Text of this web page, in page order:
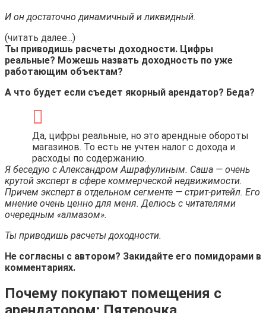
И он достаточно динамичный и ликвидный.
(читать далее...)
Ты приводишь расчеты доходности. Цифры
реальные? Можешь назвать доходность по уже
работающим объектам?
А что будет если съедет якорный арендатор? Беда?
Да, цифры реальные, но это арендные обороты
магазинов. То есть не учтен налог с дохода и
расходы по содержанию.
Я беседую с Александром Ашрафулиным. Саша — очень
крутой эксперт в сфере коммерческой недвижимости.
Причем эксперт в отдельном сегменте — стрит-ритейл. Его
мнение очень ценно для меня. Делюсь с читателями
очередным «алмазом».
Ты приводишь расчеты доходности.
Не согласны с автором? Закидайте его помидорами в
комментариях.
Почему покупают помещения с